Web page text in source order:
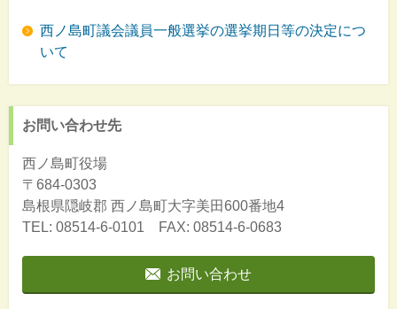
西ノ島町議会議員一般選挙の選挙期日等の決定につ
いて
お問い合わせ先
西ノ島町役場
〒684-0303
島根県隠岐郡 西ノ島町大字美田600番地4
TEL: 08514-6-0101 FAX: 08514-6-0683
お問い合わせ